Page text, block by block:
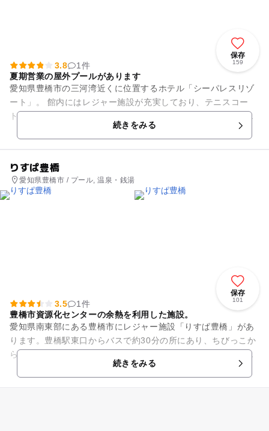
保存
159
3.8
1件
夏期営業の屋外プールがあります
愛知県豊橋市の三河湾近くに位置するホテル「シーパレスリゾ
ート」。 館内にはレジャー施設が充実しており、テニスコー
ト、多目的グラウンドなどがあります。夏期にはウォータース
続きをみる
りすぱ豊橋
愛知県豊橋市 / プール, 温泉・銭湯
保存
101
3.5
1件
豊橋市資源化センターの余熱を利用した施設。
愛知県南東部にある豊橋市にレジャー施設「りすぱ豊橋」があ
ります。豊橋駅東口からバスで約30分の所にあり、ちびっこか
ら大人まで楽しめるプール、屋内・屋外それぞれにある浴場、
2Fにはトレーニングルー...続きをみる